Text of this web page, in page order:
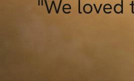
"We loved